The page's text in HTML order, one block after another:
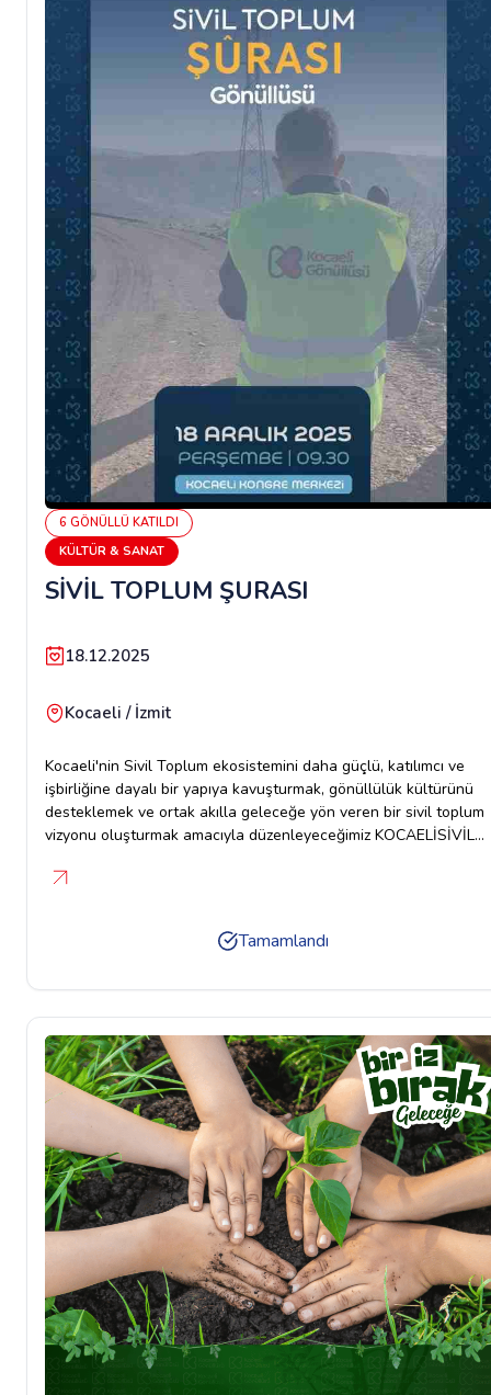
6 GÖNÜLLÜ KATILDI
KÜLTÜR & SANAT
SİVİL TOPLUM ŞURASI
18.12.2025
Kocaeli / İzmit
Kocaeli'nin Sivil Toplum ekosistemini daha güçlü, katılımcı ve
işbirliğine dayalı bir yapıya kavuşturmak, gönüllülük kültürünü
desteklemek ve ortak akılla geleceğe yön veren bir sivil toplum
vizyonu oluşturmak amacıyla düzenleyeceğimiz KOCAELİSİVİL
ARALIK 2025 PERŞEMBESAAT: 09:30YER: KOCAELİ KONGRE
Tamamlandı